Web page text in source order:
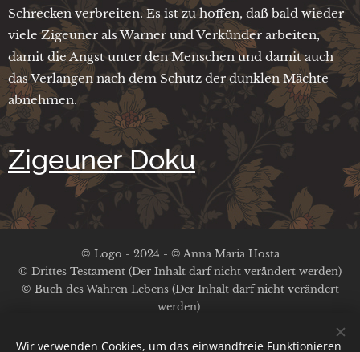
Schrecken verbreiten. Es ist zu hoffen, daß bald wieder
viele Zigeuner als Warner und Verkünder arbeiten,
damit die Angst unter den Menschen und damit auch
das Verlangen nach dem Schutz der dunklen Mächte
abnehmen.
Zigeuner Doku
© Logo - 2024 - © Anna Maria Hosta
© Drittes Testament (Der Inhalt darf nicht verändert werden)
© Buch des Wahren Lebens (Der Inhalt darf nicht verändert
werden)
Impressum / Datenschutz
Wir verwenden Cookies, um das einwandfreie Funktionieren